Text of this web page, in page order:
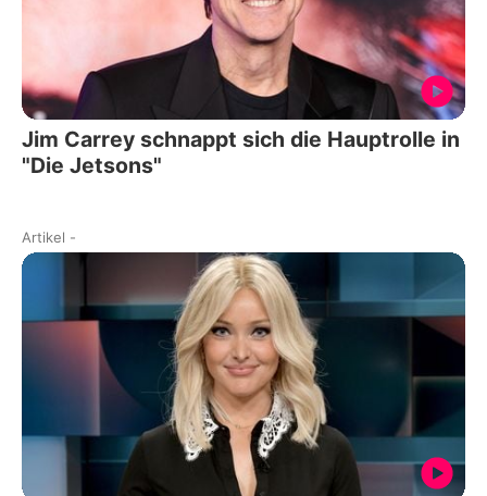
Jim Carrey schnappt sich die Hauptrolle in
"Die Jetsons"
Artikel -